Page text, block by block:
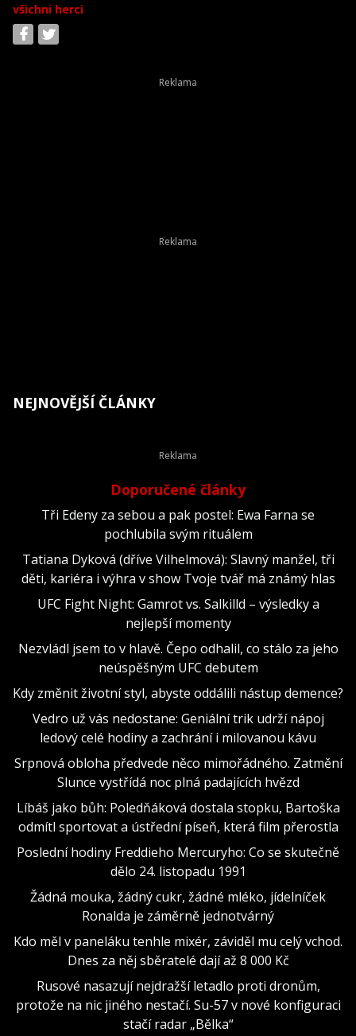
všichni herci
NEJNOVĚJŠÍ ČLÁNKY
Doporučené články
Tři Edeny za sebou a pak postel: Ewa Farna se
pochlubila svým rituálem
Tatiana Dyková (dříve Vilhelmová): Slavný manžel, tři
děti, kariéra i výhra v show Tvoje tvář má známý hlas
UFC Fight Night: Gamrot vs. Salkilld – výsledky a
nejlepší momenty
Nezvládl jsem to v hlavě. Čepo odhalil, co stálo za jeho
neúspěšným UFC debutem
Kdy změnit životní styl, abyste oddálili nástup demence?
Vedro už vás nedostane: Geniální trik udrží nápoj
ledový celé hodiny a zachrání i milovanou kávu
Srpnová obloha předvede něco mimořádného. Zatmění
Slunce vystřídá noc plná padajících hvězd
Líbáš jako bůh: Poledňáková dostala stopku, Bartoška
odmítl sportovat a ústřední píseň, která film přerostla
Poslední hodiny Freddieho Mercuryho: Co se skutečně
dělo 24. listopadu 1991
Žádná mouka, žádný cukr, žádné mléko, jídelníček
Ronalda je záměrně jednotvárný
Kdo měl v paneláku tenhle mixér, záviděl mu celý vchod.
Dnes za něj sběratelé dají až 8 000 Kč
Rusové nasazují nejdražší letadlo proti dronům,
protože na nic jiného nestačí. Su-57 v nové konfiguraci
stačí radar „Bělka“